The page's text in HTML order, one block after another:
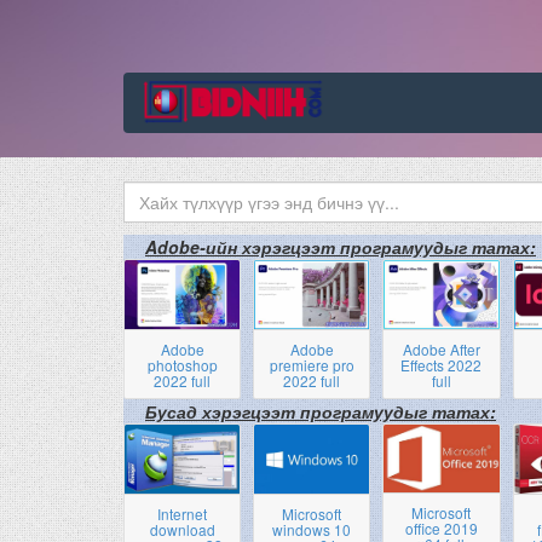
Adobe-ийн хэрэгцээт програмуудыг татах:
Adobe
photoshop
2022 full
Adobe
premiere pro
2022 full
Adobe After
Effects 2022
full
Бусад хэрэгцээт програмуудыг татах:
Internet
download
Microsoft
windows 10
Microsoft
office 2019